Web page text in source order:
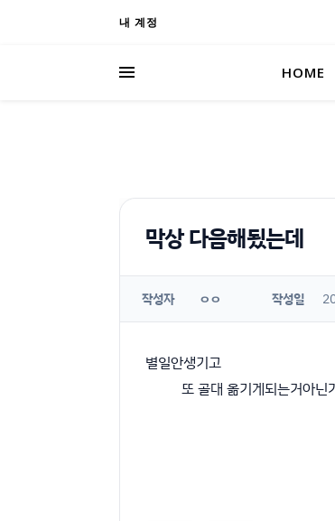
내 계정
HOME
막상 다음해됬는데
작성자 ㅇㅇ 작성일
별일안생기고
또 골대 옮기게되는거아닌